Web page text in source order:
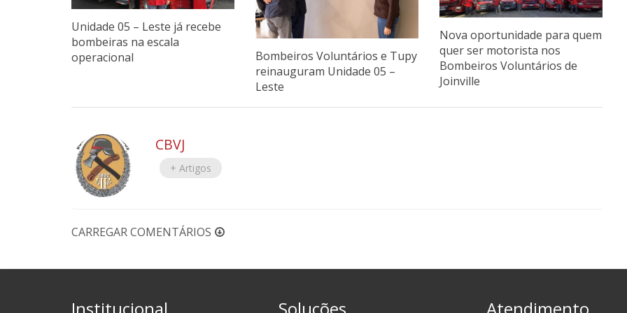
Unidade 05 – Leste já recebe
bombeiras na escala
operacional
Bombeiros Voluntários e Tupy
reinauguram Unidade 05 –
Leste
Nova oportunidade para quem
quer ser motorista nos
Bombeiros Voluntários de
Joinville
CBVJ
+ Artigos
CARREGAR COMENTÁRIOS